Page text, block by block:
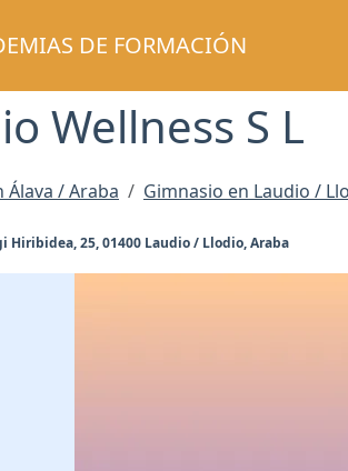
DE FORMACIÓN
Wellness S L
Álava / Araba Gimnasio en Laudio /
Hiribidea, 25, 01400 Laudio / Llodio, Araba